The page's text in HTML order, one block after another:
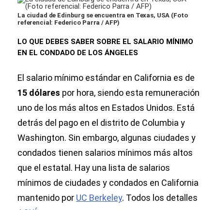
La ciudad de Edinburg se encuentra en Texas, USA (Foto
referencial: Federico Parra / AFP)
LO QUE DEBES SABER SOBRE EL SALARIO MÍNIMO
EN EL CONDADO DE LOS ÁNGELES
El salario mínimo estándar en California es de
15 dólares por hora, siendo esta remuneración
uno de los más altos en Estados Unidos. Está
detrás del pago en el distrito de Columbia y
Washington. Sin embargo, algunas ciudades y
condados tienen salarios mínimos más altos
que el estatal. Hay una lista de salarios
mínimos de ciudades y condados en California
mantenido por UC Berkeley. Todos los detalles